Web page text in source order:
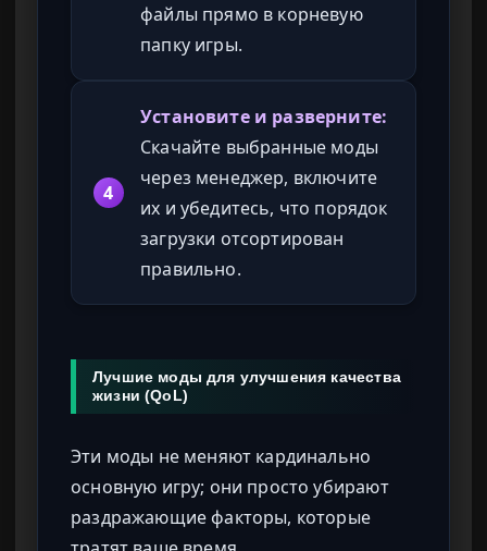
файлы прямо в корневую
папку игры.
4
Установите и разверните:
Скачайте выбранные моды
через менеджер, включите
их и убедитесь, что порядок
загрузки отсортирован
правильно.
Лучшие моды для улучшения качества
жизни (QoL)
Эти моды не меняют кардинально
основную игру; они просто убирают
раздражающие факторы, которые